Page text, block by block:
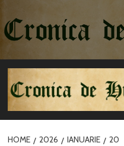
la
conținut
HOME 2026 IANUARIE 20